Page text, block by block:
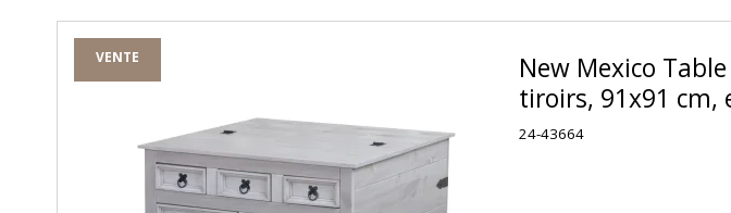
VENTE
New Mexico
tiroirs, 91x91 cm,
24-43664